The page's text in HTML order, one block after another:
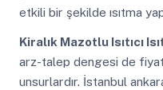
etkili bir şekilde ısıtma
Kiralık Mazotlu Isıtıcı
arz-talep dengesi de
unsurlardır. İstanbul